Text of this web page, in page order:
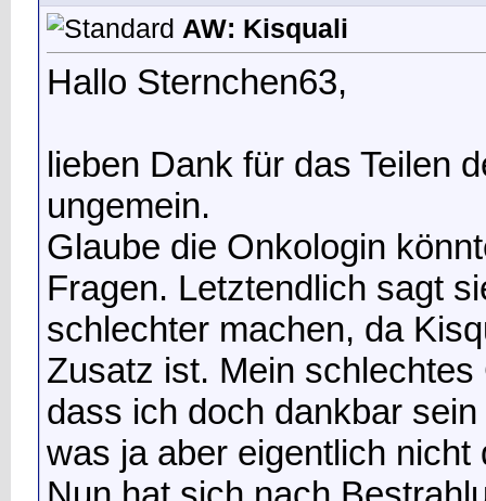
AW: Kisquali
Hallo Sternchen63,
lieben Dank für das Teilen
ungemein.
Glaube die Onkologin
Fragen. Letztendlich sagt
schlechter machen, da
Zusatz ist. Mein
dass ich doch dankbar
was ja aber eigentlich nicht